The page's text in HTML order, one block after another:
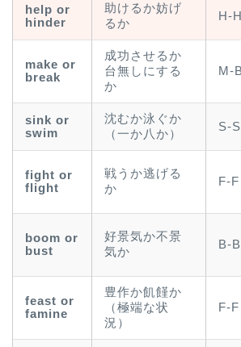
help or
hinder
助けるか妨げ
るか
H-H
make or
break
成功させるか
台無しにする
か
M-B
sink or
swim
沈むか泳ぐか
（一か八か）
S-S
fight or
flight
戦うか逃げる
か
F-F
boom or
bust
好景気か不景
気か
B-B
feast or
famine
豊作か飢饉か
（極端な状
況）
F-F